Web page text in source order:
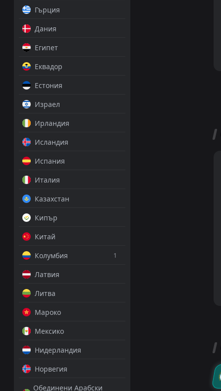
Гърция
Дания
Египет
Еквадор
Естония
Израел
Ирландия
Исландия
Испания
Италия
Казахстан
Кипър
Китай
Колумбия
1
Латвия
Литва
Мароко
Мексико
Нидерландия
Норвегия
Обединени Арабски